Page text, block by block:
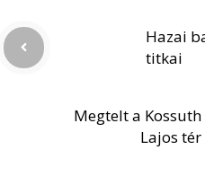
Hazai
titkai
Megtelt a Kossuth
Lajos tér